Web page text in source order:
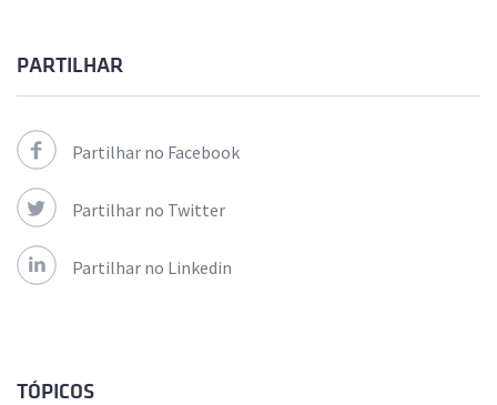
PARTILHAR
Partilhar no Facebook
Partilhar no Twitter
Partilhar no Linkedin
TÓPICOS